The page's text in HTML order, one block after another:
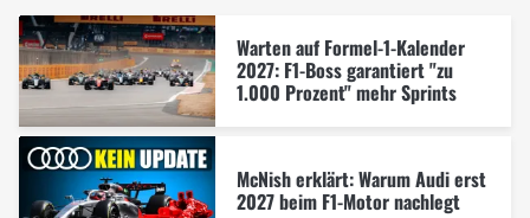
Warten auf Formel-1-Kalender
2027: F1-Boss garantiert "zu
1.000 Prozent" mehr Sprints
McNish erklärt: Warum Audi erst
2027 beim F1-Motor nachlegt